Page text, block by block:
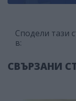
Сподели тази
в:
СВЪРЗАНИ